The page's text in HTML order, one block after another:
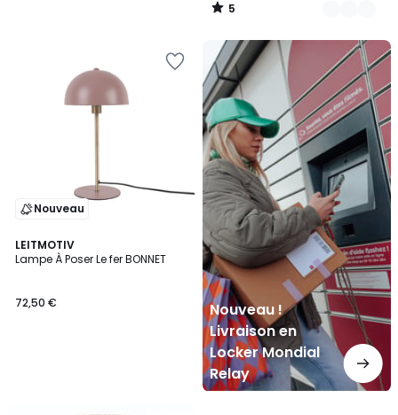
5
/
Nouveau
LEITMOTIV
Lampe À Poser Le fer BONNET
72,50 €
Nouveau !
Livraison en
Locker Mondial
Relay
Nouveau
Livraison
en
Locker
Mondial
Relay